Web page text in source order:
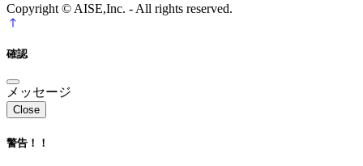
Copyright © AISE,Inc. - All rights reserved.
確認
メッセージ
Close
警告！！